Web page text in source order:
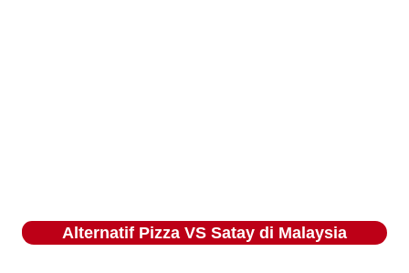
Alternatif Pizza VS Satay di Malaysia